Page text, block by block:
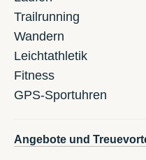
Trailrunning
Wandern
Leichtathletik
Fitness
GPS-Sportuhren
Angebote und